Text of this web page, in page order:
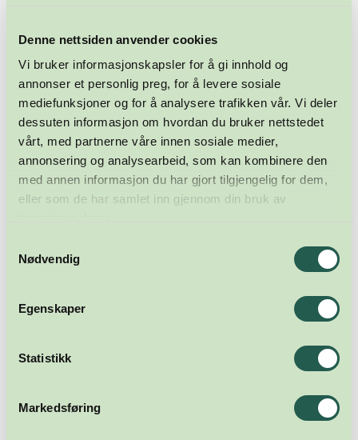
Denne nettsiden anvender cookies
Vi bruker informasjonskapsler for å gi innhold og
annonser et personlig preg, for å levere sosiale
mediefunksjoner og for å analysere trafikken vår. Vi deler
dessuten informasjon om hvordan du bruker nettstedet
vårt, med partnerne våre innen sosiale medier,
annonsering og analysearbeid, som kan kombinere den
med annen informasjon du har gjort tilgjengelig for dem,
eller som de har samlet inn gjennom din bruk av
Nødvendig
Egenskaper
Statistikk
Markedsføring